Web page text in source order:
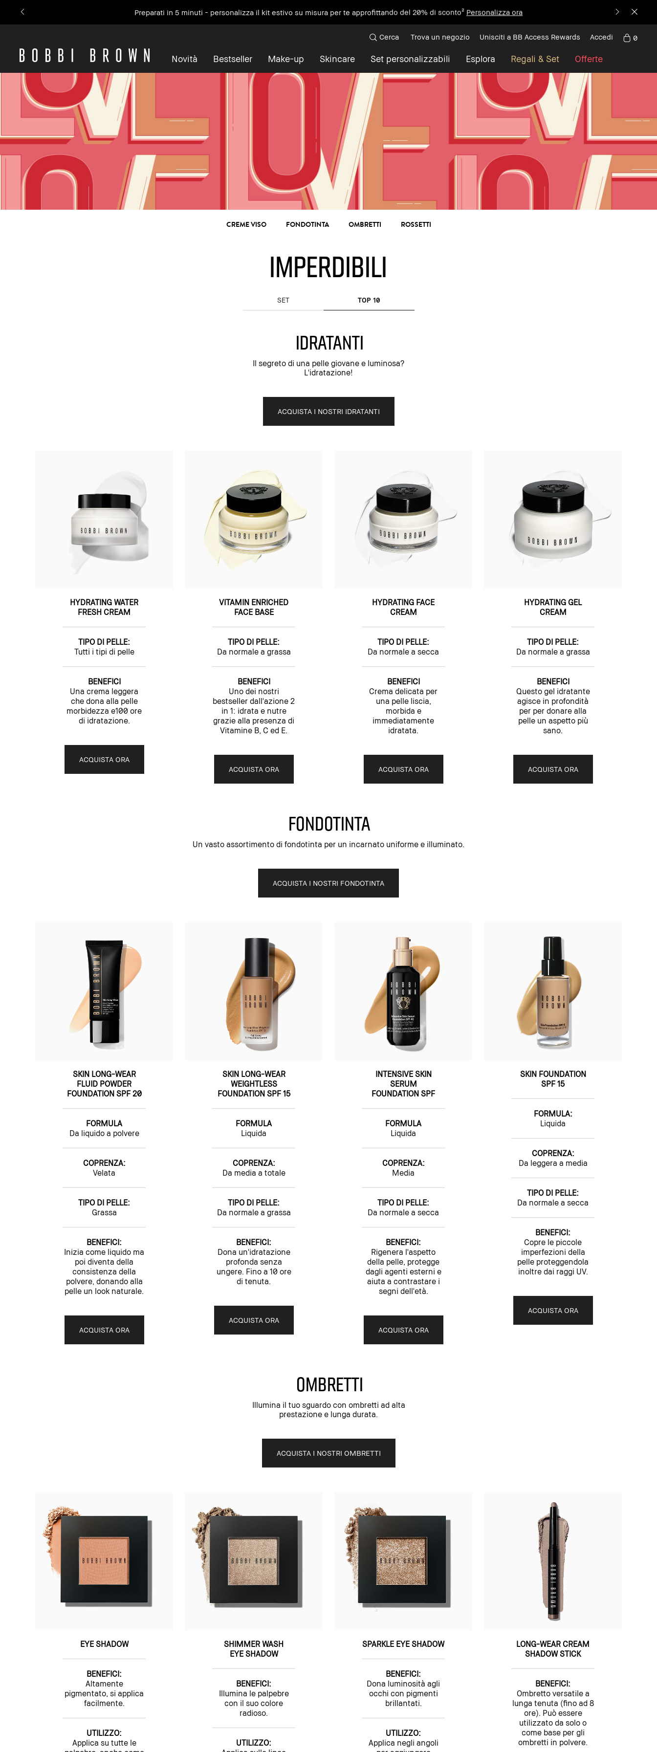
Preparati in 5 minuti - personalizza il kit estivo su misura per te approfittando del 20% di sconto² Personalizza ora
Novità Bestseller Make-up Skincare Set personalizzabili Esplora Regali & Set Offerte
Cerca Trova un negozio Unisciti a BB Access Rewards Accedi 0
CREME VISO FONDOTINTA OMBRETTI ROSSETTI
IMPERDIBILI
SET TOP 10
IDRATANTI
Il segreto di una pelle giovane e luminosa?
L'idratazione!
ACQUISTA I NOSTRI IDRATANTI
HYDRATING WATER
FRESH CREAM
TIPO DI PELLE:
Tutti i tipi di pelle
BENEFICI
Una crema leggera
che dona alla pelle
morbidezza e100 ore
di idratazione.
ACQUISTA ORA
VITAMIN ENRICHED
FACE BASE
TIPO DI PELLE:
Da normale a grassa
BENEFICI
Uno dei nostri
bestseller dall'azione 2
in 1: idrata e nutre
grazie alla presenza di
Vitamine B, C ed E.
ACQUISTA ORA
HYDRATING FACE
CREAM
TIPO DI PELLE:
Da normale a secca
BENEFICI
Crema delicata per
una pelle liscia,
morbida e
immediatamente
idratata.
ACQUISTA ORA
HYDRATING GEL
CREAM
TIPO DI PELLE:
Da normale a grassa
BENEFICI
Questo gel idratante
agisce in profondità
per per donare alla
pelle un aspetto più
sano.
ACQUISTA ORA
FONDOTINTA
Un vasto assortimento di fondotinta per un incarnato uniforme e illuminato.
ACQUISTA I NOSTRI FONDOTINTA
SKIN LONG-WEAR
FLUID POWDER
FOUNDATION SPF 20
FORMULA
Da liquido a polvere
COPRENZA:
Velata
TIPO DI PELLE:
Grassa
BENEFICI:
Inizia come liquido ma
poi diventa della
consistenza della
polvere, donando alla
pelle un look naturale.
ACQUISTA ORA
SKIN LONG-WEAR
WEIGHTLESS
FOUNDATION SPF 15
FORMULA
Liquida
COPRENZA:
Da media a totale
TIPO DI PELLE:
Da normale a grassa
BENEFICI:
Dona un'idratazione
profonda senza
ungere. Fino a 10 ore
di tenuta.
ACQUISTA ORA
INTENSIVE SKIN
SERUM
FOUNDATION SPF
FORMULA
Liquida
COPRENZA:
Media
TIPO DI PELLE:
Da normale a secca
BENEFICI:
Rigenera l'aspetto
della pelle, protegge
dagli agenti esterni e
aiuta a contrastare i
segni dell'età.
ACQUISTA ORA
SKIN FOUNDATION
SPF 15
FORMULA:
Liquida
COPRENZA:
Da leggera a media
TIPO DI PELLE:
Da normale a secca
BENEFICI:
Copre le piccole
imperfezioni della
pelle proteggendola
inoltre dai raggi UV.
ACQUISTA ORA
OMBRETTI
Illumina il tuo sguardo con ombretti ad alta
prestazione e lunga durata.
ACQUISTA I NOSTRI OMBRETTI
EYE SHADOW
BENEFICI:
Altamente
pigmentato, si applica
facilmente.
UTILIZZO:
Applica su tutte le
SHIMMER WASH
EYE SHADOW
BENEFICI:
Illumina le palpebre
con il suo colore
radioso.
UTILIZZO:
SPARKLE EYE SHADOW
BENEFICI:
Dona luminosità agli
occhi con pigmenti
brillantati.
UTILIZZO:
Applica negli angoli
LONG-WEAR CREAM
SHADOW STICK
BENEFICI:
Ombretto versatile a
lunga tenuta (fino ad 8
ore). Può essere
utilizzato da solo o
come base per gli
ombretti in polvere.